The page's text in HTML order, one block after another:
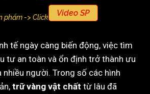
phẩm -> Click Video SP
tế ngày càng biến động, việc tìm
tư an toàn và ổn định trở thành ưu
nhiều người. Trong số các hình
trữ vàng vật chất từ lâu đã